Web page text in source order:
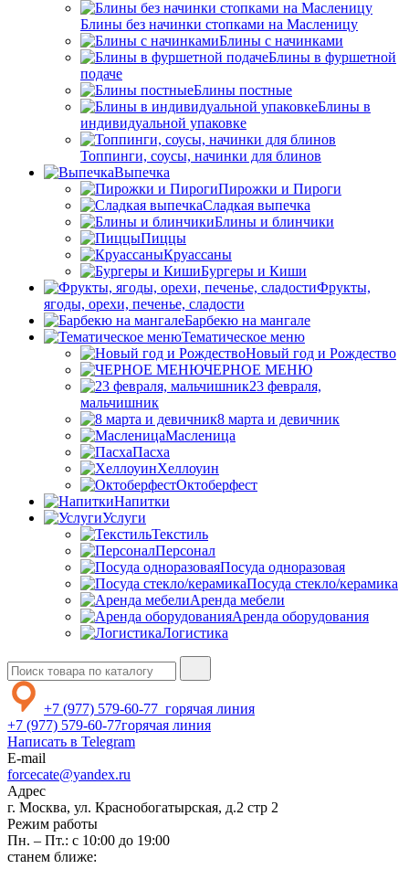
Блины без начинки стопками на Масленицу
Блины с начинками
Блины в фуршетной
подаче
Блины постные
Блины в
индивидуальной упаковке
Топпинги, соусы, начинки для блинов
Выпечка
Пирожки и Пироги
Сладкая выпечка
Блины и блинчики
Пиццы
Круасcаны
Бургеры и Киши
Фрукты,
ягоды, орехи, печенье, сладости
Барбекю на мангале
Тематическое меню
Новый год и Рождество
ЧЕРНОЕ МЕНЮ
23 февраля,
мальчишник
8 марта и девичник
Масленица
Пасха
Хеллоуин
Октоберфест
Напитки
Услуги
Текстиль
Персонал
Посуда одноразовая
Посуда стекло/керамика
Аренда мебели
Аренда оборудования
Логистика
+7 (977) 579-60-77 горячая линия
+7 (977) 579-60-77горячая линия
Написать в Telegram
E-mail
forcecate@yandex.ru
Адрес
г. Москва, ул. Краснобогатырская, д.2 стр 2
Режим работы
Пн. – Пт.: с 10:00 до 19:00
станем ближе: